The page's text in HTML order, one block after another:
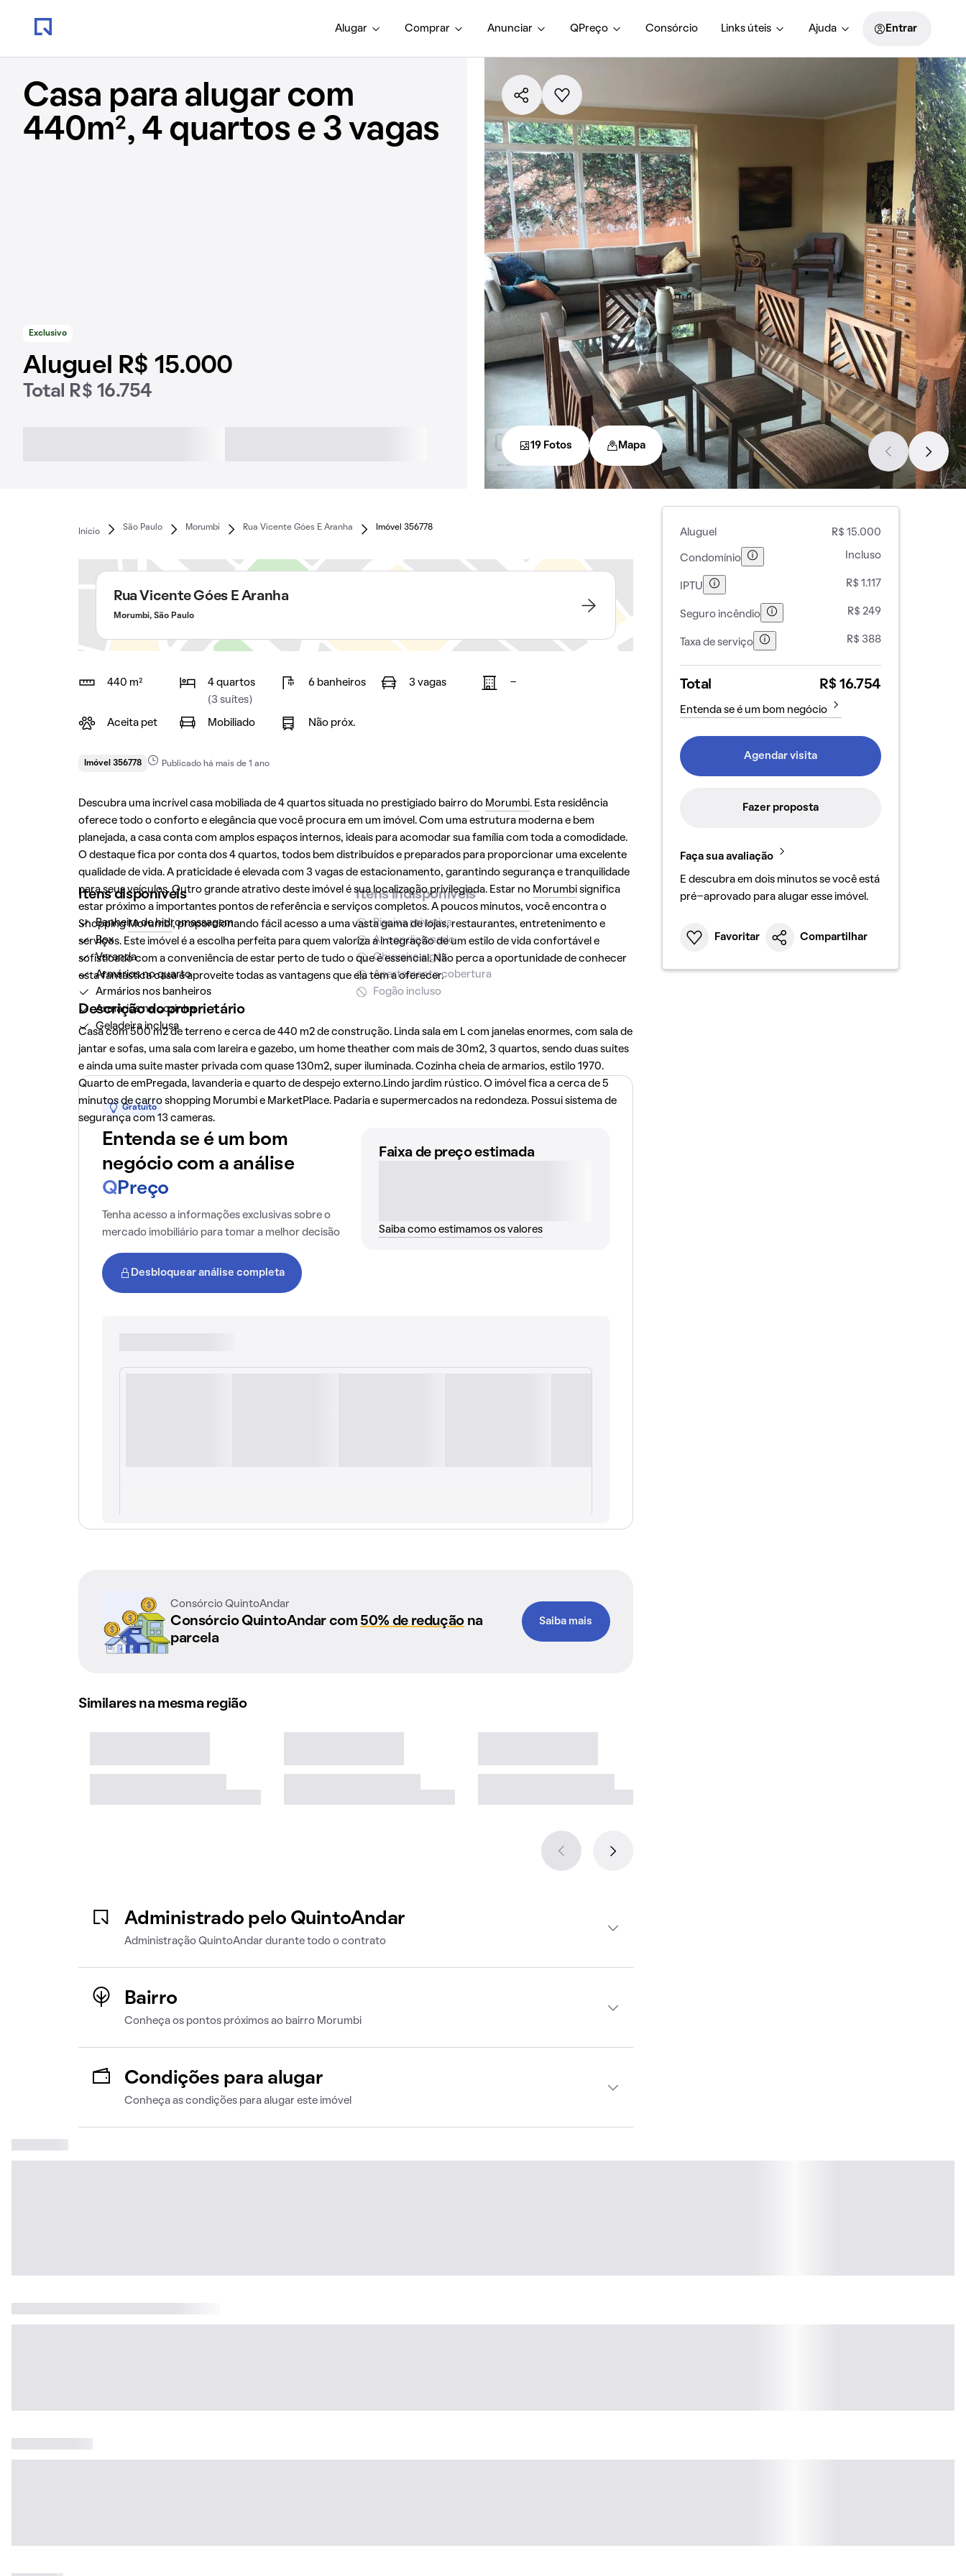
Alugar Comprar Anunciar QPreço Consórcio Links úteis Ajuda Entrar
Casa para alugar com
440m², 4 quartos e 3 vagas
Exclusivo
Aluguel R$ 15.000
Total R$ 16.754
19 Fotos Mapa
Início
São Paulo Morumbi Rua Vicente Góes E Aranha Imóvel 356778
Rua Vicente Góes E Aranha
Morumbi, São Paulo
440 m²
4 quartos
(3 suítes)
6 banheiros 3 vagas -
Aceita pet Mobiliado Não próx.
Imóvel 356778 Publicado há mais de 1 ano
Descubra uma incrível casa mobiliada de 4 quartos situada no prestigiado bairro do Morumbi. Esta residência
oferece todo o conforto e elegância que você procura em um imóvel. Com uma estrutura moderna e bem
planejada, a casa conta com amplos espaços internos, ideais para acomodar sua família com toda a comodidade.
O destaque fica por conta dos 4 quartos, todos bem distribuídos e preparados para proporcionar uma excelente
qualidade de vida. A praticidade é elevada com 3 vagas de estacionamento, garantindo segurança e tranquilidade
para seus veículos. Outro grande atrativo deste imóvel é sua localização privilegiada. Estar no Morumbisignifica
estar próximo a importantes pontos de referência e serviços completos. A poucos minutos, você encontra o
ShoppingMorumbi, proporcionando fácil acesso a uma vasta gama de lojas, restaurantes, entretenimento e
serviços. Este imóvel é a escolha perfeita para quem valoriza a integração de um estilo de vida confortável e
sofisticado com a conveniência de estar perto de tudo o que é essencial. Não perca a oportunidade de conhecer
esta fantástica casa e aproveite todas as vantagens que ela tem a oferecer.
Descrição do proprietário
Casa com 500 m2 de terreno e cerca de 440 m2 de construção. Linda sala em L com janelas enormes, com sala de
jantar e sofas, uma sala com lareira e gazebo, um home theather com mais de 30m2, 3 quartos, sendo duas suites
e ainda uma suite master privada com quase 130m2, super iluminada. Cozinha cheia de armarios, estilo 1970.
Quarto de emPregada, lavanderia e quarto de despejo externo.Lindo jardim rústico. O imóvel fica a cerca de 5
minutos de carro shopping Morumbi e MarketPlace. Padaria e supermercados na redondeza. Possui sistema de
segurança com 13 cameras.
Itens disponíveis
Banheira de hidromassagem
Box
Varanda
Armários no quarto
Armários nos banheiros
Armários na cozinha
Geladeira inclusa
Itens indisponíveis
Piscina privativa
Ar condicionado
Chuveiro a gás
Apartamento cobertura
Fogão incluso
Gratuito
Entenda se é um bom
negócio com a análise
Q Preço
Tenha acesso a informações exclusivas sobre o
mercado imobiliário para tomar a melhor decisão
Desbloquear análise completa
Faixa de preço estimada
Saiba como estimamos os valores
Consórcio QuintoAndar
Consórcio QuintoAndar com 50% de reduçãona
parcela
Saiba mais
Similares na mesma região
Administrado pelo QuintoAndar
Administração QuintoAndar durante todo o contrato
Bairro
Conheça os pontos próximos ao bairro Morumbi
Condições para alugar
Conheça as condições para alugar este imóvel
Aluguel R$ 15.000
Condomínio Incluso
IPTU R$ 1.117
Seguro incêndio R$ 249
Taxa de serviço R$ 388
Total R$ 16.754
Entenda se é um bom negócio
Agendar visita
Fazer proposta
Faça sua avaliação
E descubra em dois minutos se você está
pré-aprovado para alugar esse imóvel.
Favoritar Compartilhar